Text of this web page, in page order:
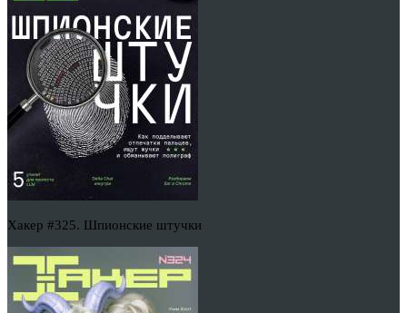
Хакер #325. Шпионские штучки